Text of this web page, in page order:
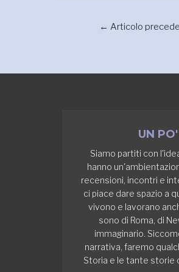
← Articolo
UN
Siamo partiti con
hanno
recensioni, incontri e
ci piace dare spazio a
vivono e lavorano
sono di Roma, di
immaginario.
narrativa, faremo
Storia e le tante storie